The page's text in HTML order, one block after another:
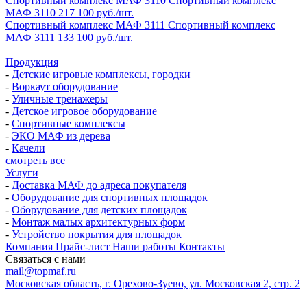
МАФ 3110 217 100 руб./шт.
Спортивный комплекс МАФ 3111 Спортивный комплекс
МАФ 3111 133 100 руб./шт.
Продукция
- Детские игровые комплексы, городки
- Воркаут оборудование
- Уличные тренажеры
- Детское игровое оборудование
- Спортивные комплексы
- ЭКО МАФ из дерева
- Качели
смотреть все
Услуги
- Доставка МАФ до адреса покупателя
- Оборудование для спортивных площадок
- Оборудование для детских площадок
- Монтаж малых архитектурных форм
- Устройство покрытия для площадок
Компания Прайс-лист Наши работы Контакты
Связаться с нами
mail@topmaf.ru
Московская область, г. Орехово-Зуево, ул. Московская 2, стр. 2